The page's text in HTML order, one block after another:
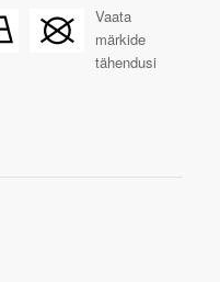
Vaata
märkide
tähendusi